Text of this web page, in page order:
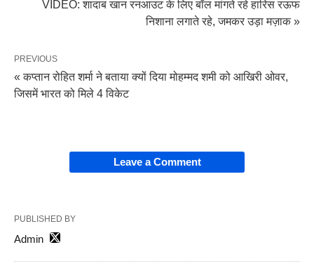
VIDEO: शादाब खान रनआउट के लिए बॉल मांगते रहे हारिस रऊफ
निशाना लगाते रहे, जमकर उड़ा मज़ाक »
PREVIOUS
« कप्तान रोहित शर्मा ने बताया क्यों दिया मोहम्मद शमी को आखिरी ओवर,
जिसमें भारत को मिले 4 विकेट
Leave a Comment
PUBLISHED BY
Admin